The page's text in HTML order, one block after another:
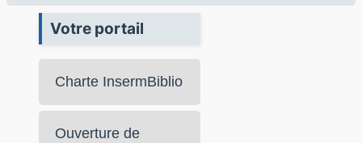
Votre portail
Charte InsermBiblio
Ouverture de